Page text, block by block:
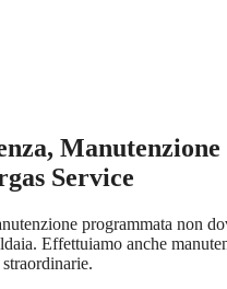
Manutenzione
Service
programmata non
Effettuiamo anche
straordinarie.